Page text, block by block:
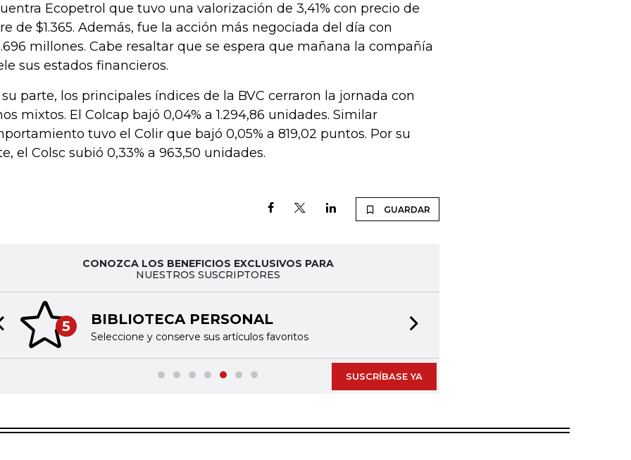
Ecopetrol que tuvo una valorización de 3,41% con precio de
de $1.365. Además, fue la acción más negociada del día con
millones. Cabe resaltar que se espera que mañana la compañía
sus estados financieros.
parte, los principales índices de la BVC cerraron la jornada con
mixtos. El Colcap bajó 0,04% a 1.294,86 unidades. Similar
tuvo el Colir que bajó 0,05% a 819,02 puntos. Por su
el Colsc subió 0,33% a 963,50 unidades.
GUARDAR
CONOZCA LOS BENEFICIOS EXCLUSIVOS PARA
NUESTROS SUSCRIPTORES
5 BIBLIOTECA PERSONAL
Seleccione y conserve sus artículos favoritos
slide
SUSCRÍBASE YA